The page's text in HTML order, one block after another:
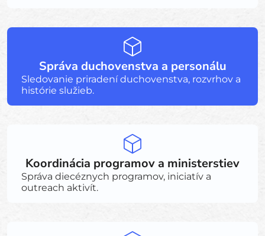
Správa duchovenstva a personálu
Sledovanie priradení duchovenstva, rozvrhov a
histórie služieb.
Koordinácia programov a ministerstiev
Správa diecéznych programov, iniciatív a
outreach aktivít.